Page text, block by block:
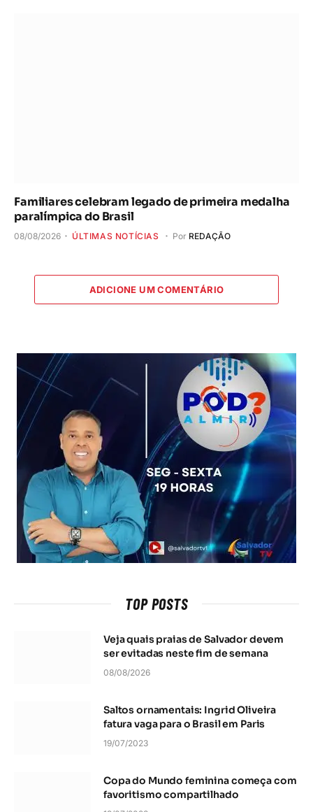
Familiares celebram legado de primeira medalha
paralímpica do Brasil
08/08/2026 ÚLTIMAS NOTÍCIAS Por REDAÇÃO
ADICIONE UM COMENTÁRIO
TOP POSTS
Veja quais praias de Salvador devem
ser evitadas neste fim de semana
08/08/2026
Saltos ornamentais: Ingrid Oliveira
fatura vaga para o Brasil em Paris
19/07/2023
Copa do Mundo feminina começa com
favoritismo compartilhado